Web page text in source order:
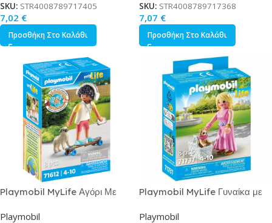
SKU: STR4008789717405
7,02 €
Προσθήκη Στο Καλάθι
SKU: STR4008789717368
7,07 €
Προσθήκη Στο Καλάθι
Playmobil MyLife Αγόρι Με
Playmobil
Playmobil MyLife Γυναίκα με
Playmobil